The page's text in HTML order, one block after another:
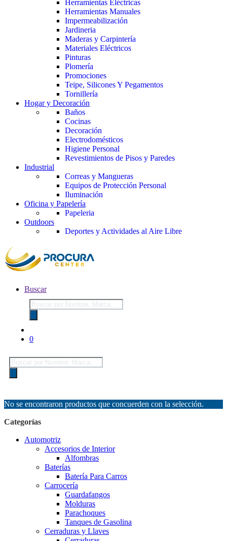
Herramientas Eléctricas
Herramientas Manuales
Impermeabilización
Jardineria
Maderas y Carpintería
Materiales Eléctricos
Pinturas
Plomería
Promociones
Teipe, Silicones Y Pegamentos
Tornillería
Hogar y Decoración
Baños
Cocinas
Decoración
Electrodomésticos
Higiene Personal
Revestimientos de Pisos y Paredes
Industrial
Correas y Mangueras
Equipos de Protección Personal
Iluminación
Oficina y Papelería
Papeleria
Outdoors
Deportes y Actividades al Aire Libre
Buscar
Búsqueda
de
productos
0
Búsqueda
de
productos
No se encontraron productos que concuerden con la selección.
Categorías
Automotriz
Accesorios de Interior
Alfombras
Baterías
Batería Para Carros
Carrocería
Guardafangos
Molduras
Parachoques
Tanques de Gasolina
Cerraduras y Llaves